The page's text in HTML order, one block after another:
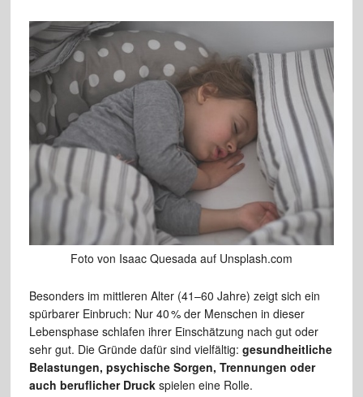
Foto von Isaac Quesada auf Unsplash.com
Besonders im mittleren Alter (41–60 Jahre) zeigt sich ein
spürbarer Einbruch: Nur 40 % der Menschen in dieser
Lebensphase schlafen ihrer Einschätzung nach gut oder
sehr gut. Die Gründe dafür sind vielfältig: gesundheitliche
Belastungen, psychische Sorgen, Trennungen oder
auch beruflicher Druckspielen eine Rolle.